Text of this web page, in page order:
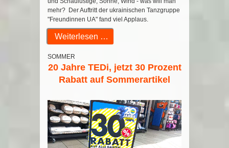
mehr? Der Auftritt der ukrainischen Tanzgruppe
"Freundinnen UA" fand viel Applaus.
Weiterlesen …
SOMMER
20 Jahre TEDi, jetzt 30 Prozent
Rabatt auf Sommerartikel